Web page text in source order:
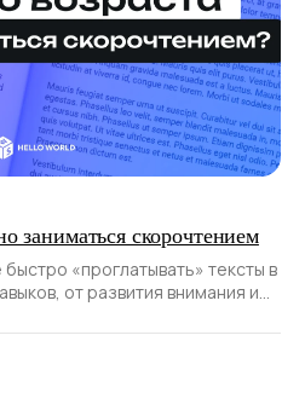
заниматься скорочтением
«проглатывать» тексты в
от развития внимания и